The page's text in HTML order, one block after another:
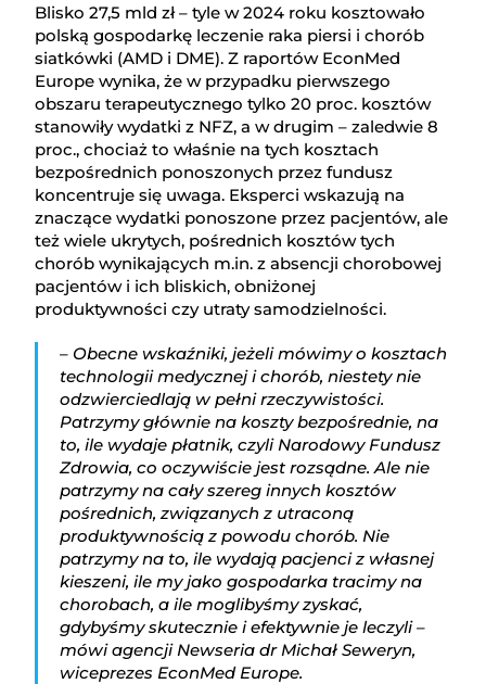
Blisko 27,5 mld zł – tyle w 2024 roku kosztowało
polską gospodarkę leczenie raka piersi i chorób
siatkówki (AMD i DME). Z raportów EconMed
Europe wynika, że w przypadku pierwszego
obszaru terapeutycznego tylko 20 proc. kosztów
stanowiły wydatki z NFZ, a w drugim – zaledwie 8
proc., chociaż to właśnie na tych kosztach
bezpośrednich ponoszonych przez fundusz
koncentruje się uwaga. Eksperci wskazują na
znaczące wydatki ponoszone przez pacjentów, ale
też wiele ukrytych, pośrednich kosztów tych
chorób wynikających m.in. z absencji chorobowej
pacjentów i ich bliskich, obniżonej
produktywności czy utraty samodzielności.
– Obecne wskaźniki, jeżeli mówimy o kosztach
technologii medycznej i chorób, niestety nie
odzwierciedlają w pełni rzeczywistości.
Patrzymy głównie na koszty bezpośrednie, na
to, ile wydaje płatnik, czyli Narodowy Fundusz
Zdrowia, co oczywiście jest rozsądne. Ale nie
patrzymy na cały szereg innych kosztów
pośrednich, związanych z utraconą
produktywnością z powodu chorób. Nie
patrzymy na to, ile wydają pacjenci z własnej
kieszeni, ile my jako gospodarka tracimy na
chorobach, a ile moglibyśmy zyskać,
gdybyśmy skutecznie i efektywnie je leczyli –
mówi agencji Newseria dr Michał Seweryn,
wiceprezes EconMed Europe.